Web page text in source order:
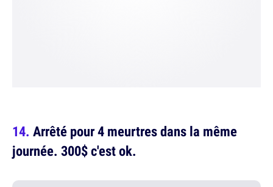
Arrêté pour 4 meurtres dans la même
journée. 300$ c'est ok.